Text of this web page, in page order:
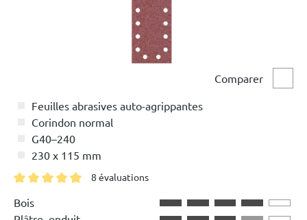
Comparer
Feuilles abrasives auto-agrippantes
Corindon normal
G40–240
230 x 115 mm
8 évaluations
Bois